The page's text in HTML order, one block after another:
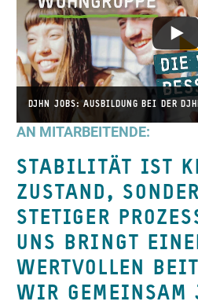
DJHN JOBS: AUSBILDUNG BEI DER
AN MITARBEITENDE:
STABILITÄT IST
ZUSTAND,
STETIGER
UNS BRINGT
WERTVOLLEN
WIR GEMEINSAM